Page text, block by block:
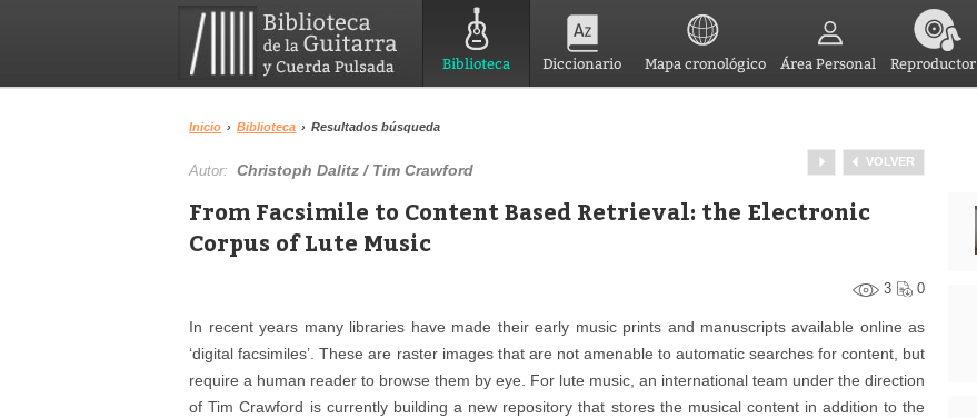
Biblioteca Diccionario Mapa cronológico Área Personal Reproductor
Inicio › Biblioteca › Resultados búsqueda
VOLVER
Autor:Christoph Dalitz / Tim Crawford
From Facsimile to Content Based Retrieval: the Electronic
Corpus of Lute Music
3 0
In recent years many libraries have made their early music prints and manuscripts available online as
‘digital facsimiles’. These are raster images that are not amenable to automatic searches for content, but
require a human reader to browse them by eye. For lute music, an international team under the direction
of Tim Crawford is currently building a new repository that stores the musical content in addition to the